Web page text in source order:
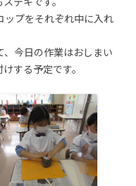
ップをそれぞれ中に入れ
今日の作業はおしまい
する予定です。